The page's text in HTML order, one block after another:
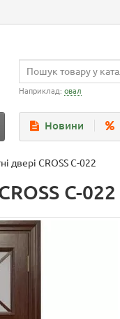
Наприклад: овал
Новини
двері CROSS C-022
C-022